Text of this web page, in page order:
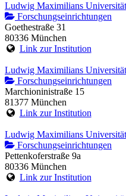
Ludwig Maximilians
Forschungseinrichtungen
Goethestraße 31
80336 München
Link zur Institution
Ludwig Maximilians
Forschungseinrichtungen
Marchioninistraße 15
81377 München
Link zur Institution
Ludwig Maximilians
Forschungseinrichtungen
Pettenkoferstraße 9a
80336 München
Link zur Institution